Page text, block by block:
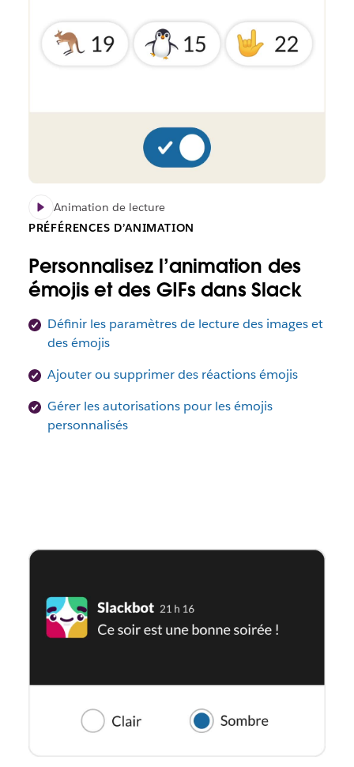
Animation de lecture
PRÉFÉRENCES D’ANIMATION
Personnalisez l’animation des
émojis et des GIFs dans Slack
Définir les paramètres de lecture des images et
des émojis
Ajouter ou supprimer des réactions émojis
Gérer les autorisations pour les émojis
personnalisés